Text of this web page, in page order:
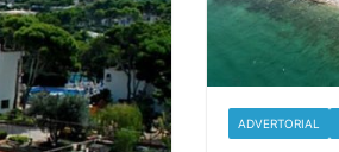
ADVERTORIAL